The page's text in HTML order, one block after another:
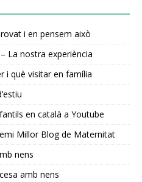
i en pensem això
La nostra experiència
i què visitar en família
en català a Youtube
Millor Blog de Maternitat
nens
amb nens